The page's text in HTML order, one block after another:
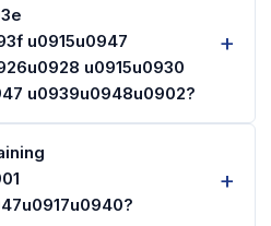
u0915u0947
u0915u0930
u0939u0948u0902?